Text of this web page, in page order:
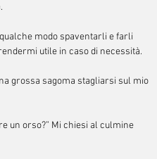
modo spaventarli e farli
utile in caso di necessità.
grossa sagoma stagliarsi sul mio
un orso?” Mi chiesi al culmine